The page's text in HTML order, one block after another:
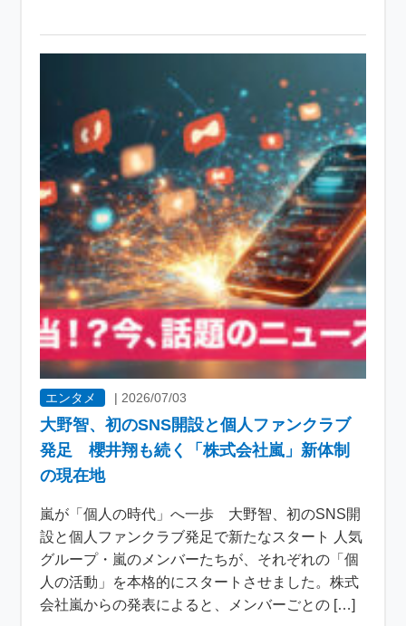
エンタメ |2026/07/03
大野智、初のSNS開設と個人ファンクラブ
発足 櫻井翔も続く「株式会社嵐」新体制
の現在地
嵐が「個人の時代」へ一歩 大野智、初のSNS開
設と個人ファンクラブ発足で新たなスタート 人気
グループ・嵐のメンバーたちが、それぞれの「個
人の活動」を本格的にスタートさせました。株式
会社嵐からの発表によると、メンバーごとの […]